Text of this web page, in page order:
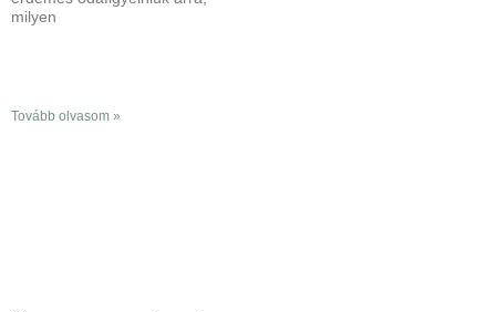
milyen
Tovább olvasom »